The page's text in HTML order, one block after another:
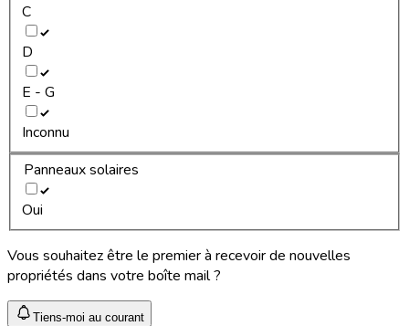
C
D
E - G
Inconnu
Panneaux solaires
Oui
Vous souhaitez être le premier à recevoir de nouvelles
propriétés dans votre boîte mail ?
Tiens-moi au courant